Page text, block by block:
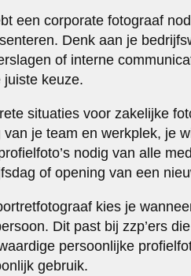
een corporate fotograaf
Denk aan je
of interne
juiste keuze.
situaties voor zakelijke
van je team en werkplek, je
nodig van alle
of opening van een
kies je
Dit past bij zzp’ers
persoonlijke
gebruik.